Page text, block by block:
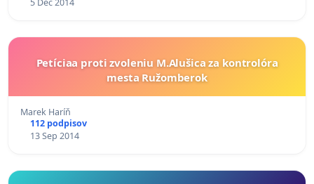
Petíciaa proti zvoleniu M.Alušica za kontrolóra
mesta Ružomberok
Marek Haríň
112 podpisov
13 Sep 2014